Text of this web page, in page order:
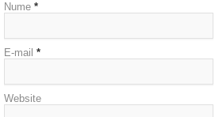
Nume *
E-mail *
Website